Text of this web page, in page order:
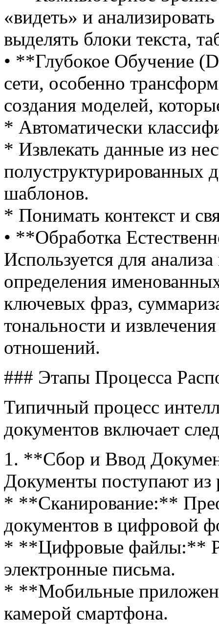
«видеть» и
выделять блоки текста,
• **Глубокое Обучение
сети, особенно
создания моделей,
* Автоматически
* Извлекать данные из
полуструктурированных
шаблонов.
* Понимать контекст и
• **Обработка
Используется для
определения
ключевых фраз,
тональности и
отношений.
### Этапы Процесса
Типичный процесс
документов включает
1. **Сбор и Ввод
Документы поступают из
* **Сканирование:**
документов в цифровой
* **Цифровые файлы:**
электронные письма.
* **Мобильные
камерой смартфона.